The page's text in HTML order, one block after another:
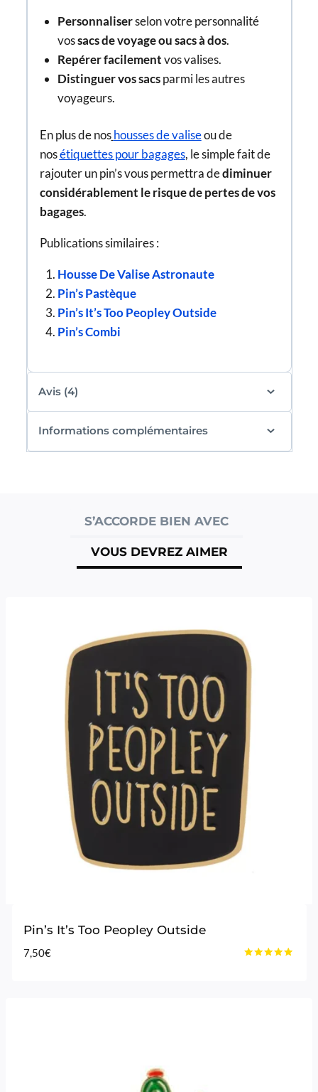
Personnaliserselon votre personnalité
vossacs de voyage ou sacs à dos.
Repérer facilementvos valises.
Distinguer vos sacsparmi les autres
voyageurs.
En plus de nos housses de valiseou de
nosétiquettes pour bagages, le simple fait de
rajouter un pin’s vous permettra dediminuer
considérablement le risque de pertes de vos
bagages.
Publications similaires :
Housse De Valise Astronaute
Pin’s Pastèque
Pin’s It’s Too Peopley Outside
Pin’s Combi
Avis (4)
Informations complémentaires
S’ACCORDE BIEN AVEC
VOUS DEVREZ AIMER
Pin’s It’s Too Peopley Outside
7,50€